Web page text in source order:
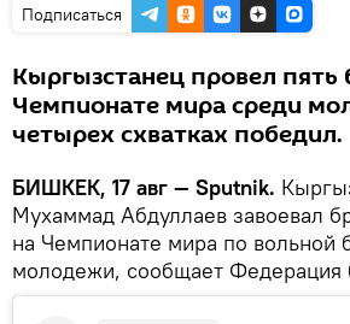
Подписаться
Кыргызстанец провел пять
Чемпионате мира среди
четырех схватках победил.
БИШКЕК, 17 авг — Sputnik.
Мухаммад Абдуллаев завоевал
на Чемпионате мира по вольной
молодежи, сообщает Федерация